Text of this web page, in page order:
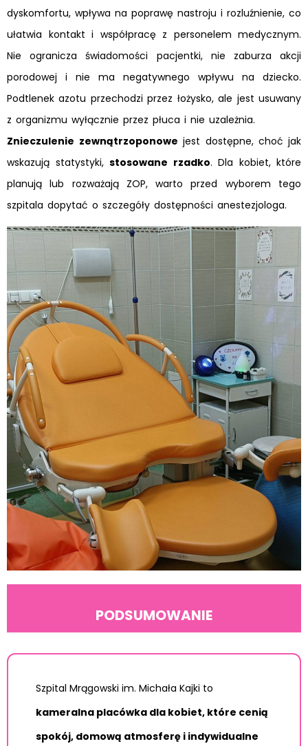
dyskomfortu, wpływa na poprawę nastroju i rozluźnienie, co
ułatwia kontakt i współpracę z personelem medycznym.
Nie ogranicza świadomości pacjentki, nie zaburza akcji
porodowej i nie ma negatywnego wpływu na dziecko.
Podtlenek azotu przechodzi przez łożysko, ale jest usuwany
z organizmu wyłącznie przez płuca i nie uzależnia.
Znieczulenie zewnątrzoponowe jest dostępne, choć jak
wskazują statystyki, stosowane rzadko. Dla kobiet, które
planują lub rozważają ZOP, warto przed wyborem tego
szpitala dopytać o szczegóły dostępności anestezjologa.
PODSUMOWANIE
Szpital Mrągowski im. Michała Kajki to
kameralna placówka dla kobiet, które cenią
spokój, domową atmosferę i indywidualne